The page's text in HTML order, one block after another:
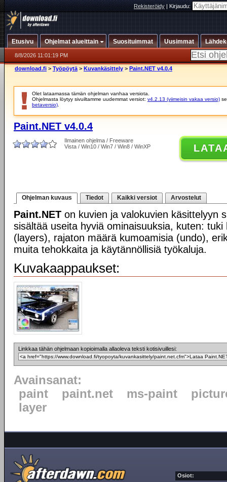
Rekisteröidy|Kirjaudu:
Etusivu Ohjelmat alueittain Suosituimmat Uusimmat
8/8/2026 11:01:19 PM
download.fi > Työpöytä > Kuvankäsittely > Paint.NET v4.0.4
Olet lataamassa tämän ohjelman vanhaa versiota.
Ohjelmasta löytyy sivuiltamme uudemmat versiot: v4.2.13 (viimeisin vakaa versio)
betaversio)
Paint.NET v4.0.4
Ilmainen ohjelma / Freeware
Vista / Win10 / Win7 / Win8 / WinXP
Ohjelman kuvaus Tiedot Kaikki versiot Arvostelut
Paint.NET on kuvien ja valokuvien käsittelyyn
sisältää useita hyviä ominaisuuksia, kuten: tuki
(layers), rajaton määrä kumoamisia (undo),
muita tehokkaita ja käytännöllisiä työkaluja.
Kuvakaappaukset:
Linkkaa tähän ohjelmaan kopioimalla allaoleva teksti kotisivuillesi:
Avainsanat:
paint
paint.net ms-paint
layer
Osiot: